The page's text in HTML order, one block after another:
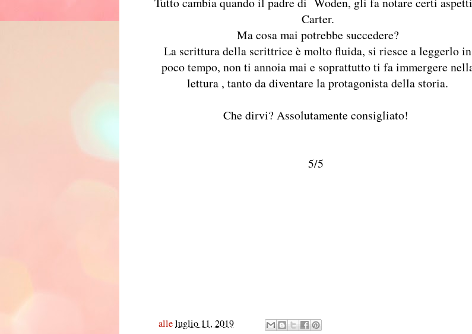
Carter.
Ma cosa mai potrebbe succedere?
La scrittura della scrittrice è molto fluida, si riesce a leggerlo in
poco tempo, non ti annoia mai e soprattutto ti fa immergere
lettura , tanto da diventare la protagonista della storia.
Che dirvi? Assolutamente consigliato!
5/5
alleluglio 11, 2019